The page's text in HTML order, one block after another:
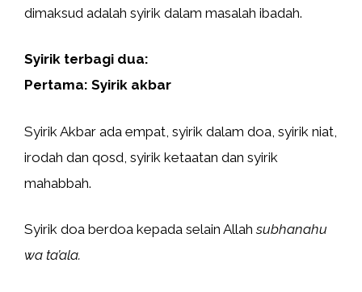
dimaksud adalah syirik dalam masalah ibadah.
Syirik terbagi dua:
Pertama: Syirik akbar
Syirik Akbar ada empat, syirik dalam doa, syirik niat,
irodah dan qosd, syirik ketaatan dan syirik
mahabbah.
Syirik doa berdoa kepada selain Allahsubhanahu
wa ta’ala.